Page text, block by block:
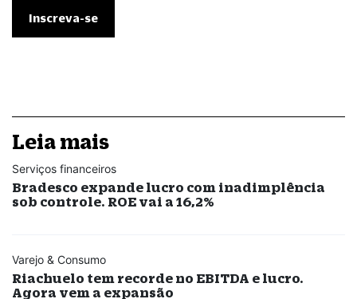
Leia mais
Serviços financeiros
Bradesco expande lucro com inadimplência
sob controle. ROE vai a 16,2%
Varejo & Consumo
Riachuelo tem recorde no EBITDA e lucro.
Agora vem a expansão